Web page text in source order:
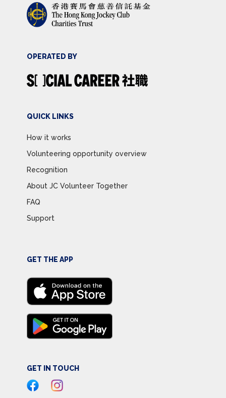
OPERATED BY
QUICK LINKS
How it works
Volunteering opportunity overview
Recognition
About JC Volunteer Together
FAQ
Support
GET THE APP
GET IN TOUCH